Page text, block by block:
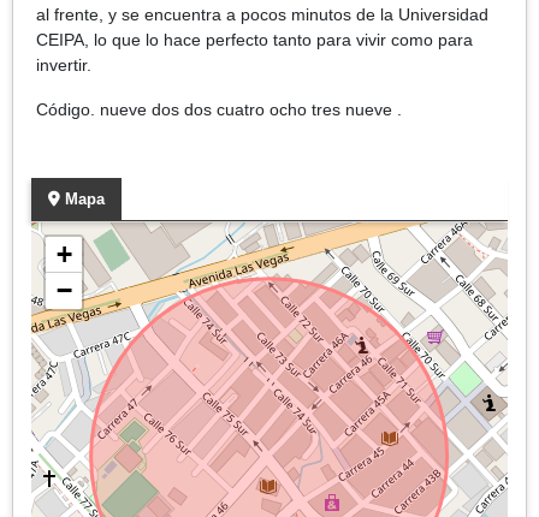
al frente, y se encuentra a pocos minutos de la Universidad
CEIPA, lo que lo hace perfecto tanto para vivir como para
invertir.
Código. nueve dos dos cuatro ocho tres nueve .
Mapa
+
−